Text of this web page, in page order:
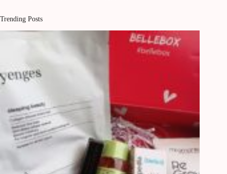
Trending Posts